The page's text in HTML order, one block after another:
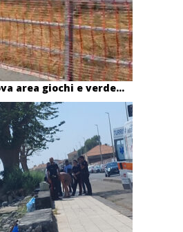
area giochi e verde...